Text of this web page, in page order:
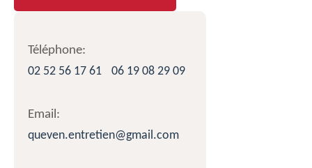
Téléphone:
02 52 56 17 61
06 19 08 29 09
Email:
queven.entretien@gmail.com